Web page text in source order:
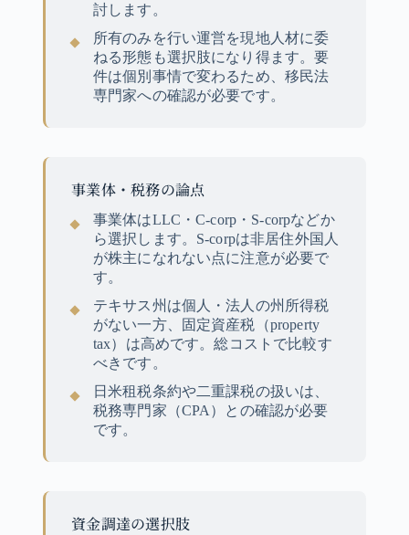
討します。
所有のみを行い運営を現地人材に委
ねる形態も選択肢になり得ます。要
件は個別事情で変わるため、移民法
専門家への確認が必要です。
事業体・税務の論点
事業体はLLC・C-corp・S-corpなどか
ら選択します。S-corpは非居住外国人
が株主になれない点に注意が必要で
す。
テキサス州は個人・法人の州所得税
がない一方、固定資産税（property
tax）は高めです。総コストで比較す
べきです。
日米租税条約や二重課税の扱いは、
税務専門家（CPA）との確認が必要
です。
資金調達の選択肢